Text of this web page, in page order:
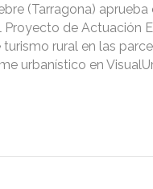
(Tarragona)
de Actuación
rural en las
urbanístico en